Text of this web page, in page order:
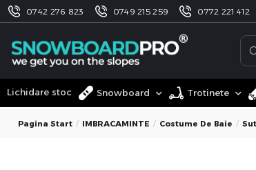
0742 276 823 0749 215 259 0772 221 412
Lichidare stoc Snowboard Trotinete
Pagina Start IMBRACAMINTE Costume De Baie